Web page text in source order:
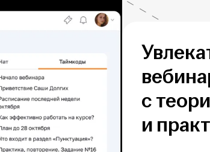
с
и